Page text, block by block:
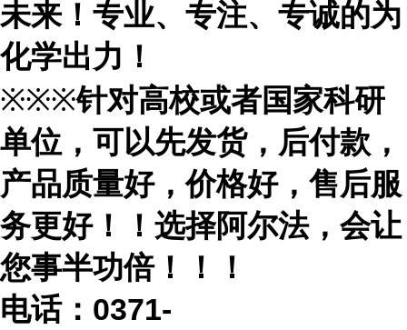
未来！专业、专注、专诚的为
化学出力！
※※※针对高校或者国家科研
单位，可以先发货，后付款，
产品质量好，价格好，售后服
务更好！！选择阿尔法，会让
您事半功倍！！！
电话： 0371-